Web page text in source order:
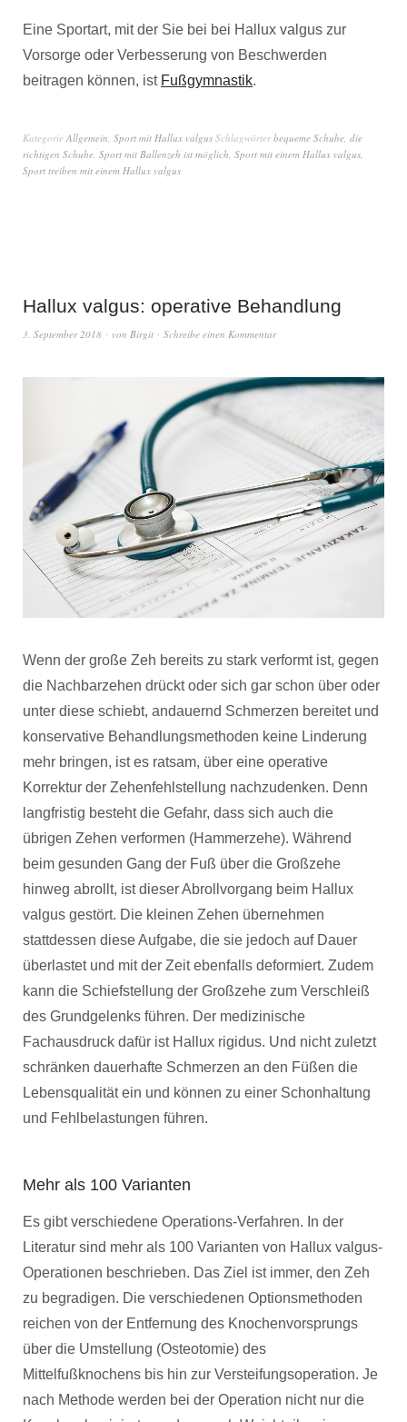
Eine Sportart, mit der Sie bei bei Hallux valgus zur
Vorsorge oder Verbesserung von Beschwerden
beitragen können, ist Fußgymnastik.
Kategorie Allgemein Sport mit Hallux valgus Schlagwörterbequeme Schuhe die
richtigen Schuhe Sport mit Ballenzeh ist möglich Sport mit einem Hallux valgus
Sport treiben mit einem Hallux valgus
Hallux valgus: operative Behandlung
3. September 2018 von Birgit Schreibe einen Kommentar
Wenn der große Zeh bereits zu stark verformt ist, gegen
die Nachbarzehen drückt oder sich gar schon über oder
unter diese schiebt, andauernd Schmerzen bereitet und
konservative Behandlungsmethoden keine Linderung
mehr bringen, ist es ratsam, über eine operative
Korrektur der Zehenfehlstellung nachzudenken. Denn
langfristig besteht die Gefahr, dass sich auch die
übrigen Zehen verformen (Hammerzehe). Während
beim gesunden Gang der Fuß über die Großzehe
hinweg abrollt, ist dieser Abrollvorgang beim Hallux
valgus gestört. Die kleinen Zehen übernehmen
stattdessen diese Aufgabe, die sie jedoch auf Dauer
überlastet und mit der Zeit ebenfalls deformiert. Zudem
kann die Schiefstellung der Großzehe zum Verschleiß
des Grundgelenks führen. Der medizinische
Fachausdruck dafür ist Hallux rigidus. Und nicht zuletzt
schränken dauerhafte Schmerzen an den Füßen die
Lebensqualität ein und können zu einer Schonhaltung
und Fehlbelastungen führen.
Mehr als 100 Varianten
Es gibt verschiedene Operations-Verfahren. In der
Literatur sind mehr als 100 Varianten von Hallux valgus-
Operationen beschrieben. Das Ziel ist immer, den Zeh
zu begradigen. Die verschiedenen Optionsmethoden
reichen von der Entfernung des Knochenvorsprungs
über die Umstellung (Osteotomie) des
Mittelfußknochens bis hin zur Versteifungsoperation. Je
nach Methode werden bei der Operation nicht nur die